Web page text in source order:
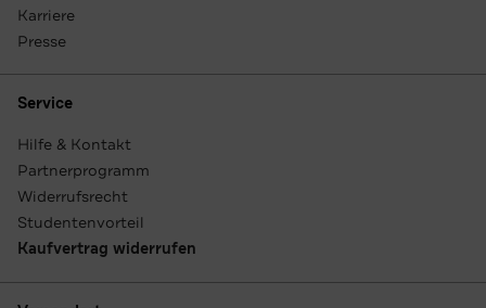
Karriere
Presse
Service
Hilfe & Kontakt
Partnerprogramm
Widerrufsrecht
Studentenvorteil
Kaufvertrag widerrufen